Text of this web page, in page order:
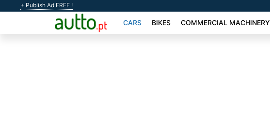
+ Publish Ad FREE !
CARS BIKES COMMERCIAL MACHINERY